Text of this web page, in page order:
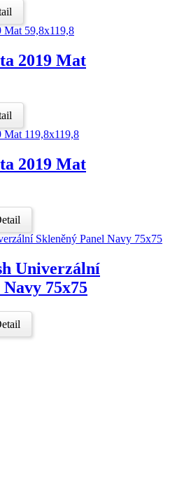
2019 Mat
2019 Mat
Univerzální
75x75